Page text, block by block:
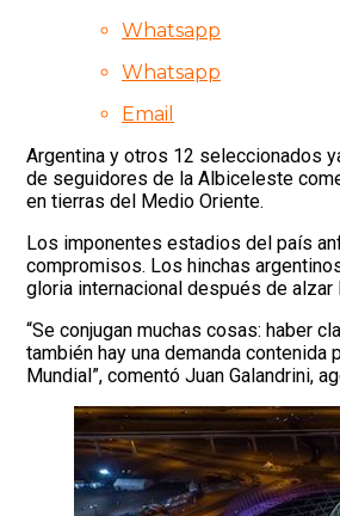
Whatsapp
Whatsapp
Email
Argentina y otros 12 seleccionados
de seguidores de la Albiceleste
en tierras del Medio Oriente.
Los imponentes estadios del país
compromisos. Los hinchas
gloria internacional después de alzar
“Se conjugan muchas cosas: haber
también hay una demanda
Mundial”, comentó Juan Galandrini,